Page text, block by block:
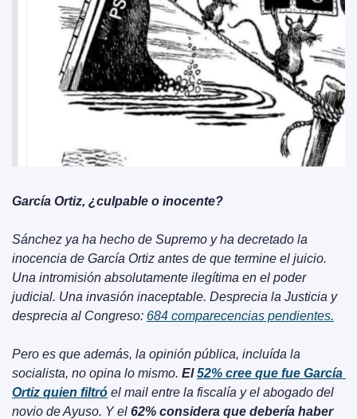
García Ortiz, ¿culpable o inocente?
Sánchez ya ha hecho de Supremo y ha decretado la
inocencia de García Ortiz antes de que termine el juicio.
Una intromisión absolutamente ilegítima en el poder
judicial. Una invasión inaceptable. Desprecia la Justicia y
desprecia al Congreso: 684 comparecencias pendientes.
Pero es que además, la opinión pública, incluída la
socialista, no opina lo mismo. El 52% cree que fue García
Ortiz quien filtró el mail entre la fiscalía y el abogado del
novio de Ayuso. Y el 62% considera que debería haber